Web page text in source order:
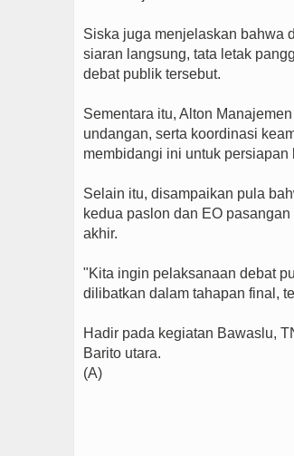
Siska juga menjelaskan bahwa
siaran langsung, tata letak
debat publik tersebut.
Sementara itu, Alton
undangan, serta koordinasi
membidangi ini untuk
Selain itu, disampaikan pula
kedua paslon dan EO
akhir.
"Kita ingin pelaksanaan debat
dilibatkan dalam tahapan final,
Hadir pada kegiatan Bawaslu,
Barito utara.
(A)